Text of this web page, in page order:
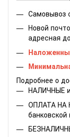
Самовывоз
Новой
адресная
Подробнее о
НАЛИЧНЫЕ
ОПЛАТА НА
банковской